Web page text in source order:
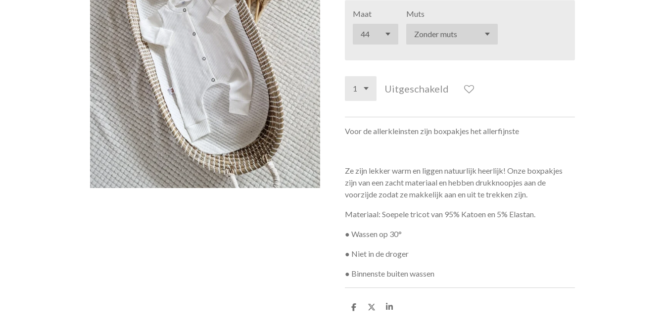
Maat Muts
Uitgeschakeld
Voor de allerkleinsten zijn boxpakjes het allerfijnste
Ze zijn lekker warm en liggen natuurlijk heerlijk! Onze boxpakjes
zijn van een zacht materiaal en hebben drukknoopjes aan de
voorzijde zodat ze makkelijk aan en uit te trekken zijn.
Materiaal: Soepele tricot van 95% Katoen en 5% Elastan.
● Wassen op 30°
● Niet in de droger
● Binnenste buiten wassen
D
D
S